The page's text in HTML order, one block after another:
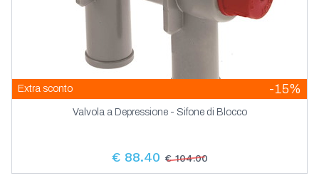
Extra sconto -15%
Valvola a Depressione - Sifone di Blocco
€ 88.40 € 104.00